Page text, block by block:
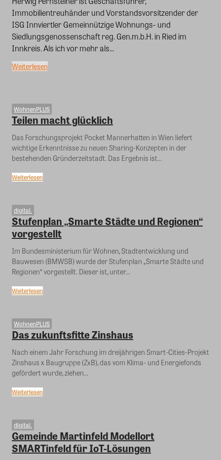
Immobilientreuhänder und Vorstandsvorsitzender der
ISG Innviertler Gemeinnützige Wohnungs- und
Siedlungsgenossenschaft reg. Gen.m.b.H. in Ried im
Innkreis. Als ich vor mehr als...
Weiterlesen
WohnenPLUS
Teilen macht glücklich
Das Forschungsprojekt Pocket Mannerhatten in Wien liefert
wichtige Erkenntnisse zu neuen Sharing-Konzepten in der
bestehenden Gründerzeitstadt. Das Ergebnis ist...
Weiterlesen
digital.
Stufenplan „Smarte Städte und Regionen“
vorgestellt
Im Bundesministerium für Wohnen, Stadtentwicklung und
Bauwesen (BMWSB) wurde der Stufenplan „Smarte Städte und
Regionen“ vorgestellt. Dieser ist, unter...
Weiterlesen
WohnenPLUS
Das zukunftsfitte Zinshaus
Nach einem Jahr Forschung im dreijährigen Smart-Cities-Projekt
Zinshaus x Baugruppe (ZxB), das vom Klima- und Energiefonds
gefördert wurde, ziehen...
Weiterlesen
digital.
Gemeinde Martinfeld Modellort
SMARTinfeld für IoT-Lösungen